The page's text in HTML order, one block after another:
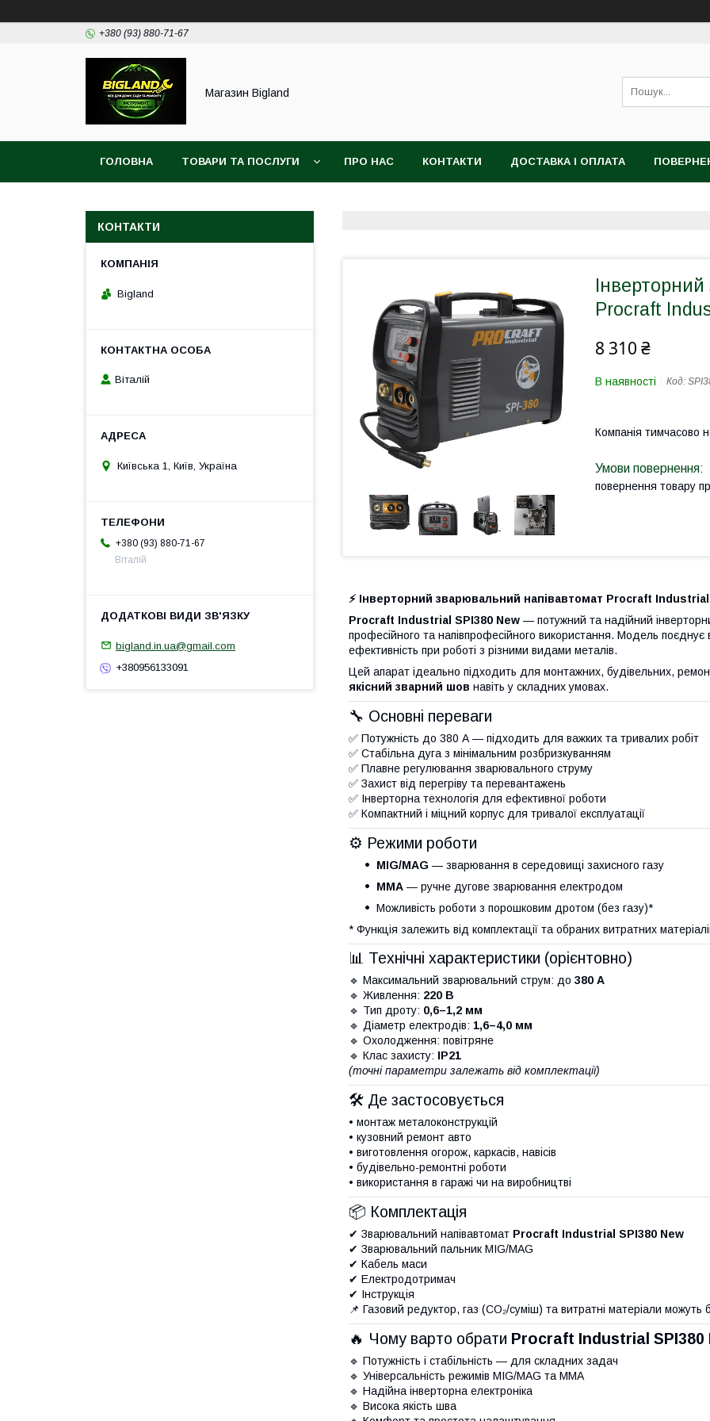
+380 (93) 880-71-67
Магазин Bigland
ГОЛОВНА ТОВАРИ ТА ПОСЛУГИ ПРО НАС КОНТАКТИ ДОСТАВКА І ОПЛАТА
Procraft
8 310 ₴
В наявності Код:
Компанія тимчасово
повернення товару
⚡ Інверторний зварювальний напівавтомат Procraft Industrial
Procraft Industrial SPI380 New — потужний та надійний
професійного та напівпрофесійного використання. Модель поєднує
ефективність при роботі з різними видами металів.
Цей апарат ідеально підходить для монтажних, будівельних,
якісний зварний шов навіть у складних умовах.
🔧 Основні переваги
✅ Потужність до 380 А — підходить для важких та тривалих робіт
✅ Стабільна дуга з мінімальним розбризкуванням
✅ Плавне регулювання зварювального струму
✅ Захист від перегріву та перевантажень
✅ Інверторна технологія для ефективної роботи
✅ Компактний і міцний корпус для тривалої експлуатації
⚙️ Режими роботи
MIG/MAG — зварювання в середовищі захисного газу
MMA — ручне дугове зварювання електродом
Можливість роботи з порошковим дротом (без газу)*
* Функція залежить від комплектації та обраних витратних
📊 Технічні характеристики (орієнтовно)
🔹 Максимальний зварювальний струм: до 380 А
🔹 Живлення: 220 В
🔹 Тип дроту: 0,6–1,2 мм
🔹 Діаметр електродів: 1,6–4,0 мм
🔹 Охолодження: повітряне
🔹 Клас захисту: IP21
(точні параметри залежать від комплектації)
🛠 Де застосовується
• монтаж металоконструкцій
• кузовний ремонт авто
• виготовлення огорож, каркасів, навісів
• будівельно-ремонтні роботи
• використання в гаражі чи на виробництві
📦 Комплектація
✔ Зварювальний напівавтомат Procraft Industrial SPI380 New
✔ Зварювальний пальник MIG/MAG
✔ Кабель маси
✔ Електродотримач
✔ Інструкція
📌 Газовий редуктор, газ (CO₂/суміш) та витратні матеріали
🔥 Чому варто обрати Procraft Industrial SPI380
🔹 Потужність і стабільність — для складних задач
🔹 Універсальність режимів MIG/MAG та MMA
🔹 Надійна інверторна електроніка
🔹 Висока якість шва
КОНТАКТИ
Bigland
Віталій
Київська 1, Київ, Україна
+380 (93) 880-71-67
Віталій
bigland.in.ua@gmail.com
+380956133091